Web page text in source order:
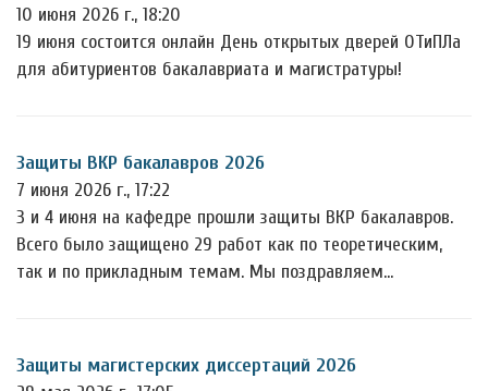
10 июня 2026 г., 18:20
19 июня состоится онлайн День открытых дверей ОТиПЛа
для абитуриентов бакалавриата и магистратуры!
Защиты ВКР бакалавров 2026
7 июня 2026 г., 17:22
3 и 4 июня на кафедре прошли защиты ВКР бакалавров.
Всего было защищено 29 работ как по теоретическим,
так и по прикладным темам. Мы поздравляем…
Защиты магистерских диссертаций 2026